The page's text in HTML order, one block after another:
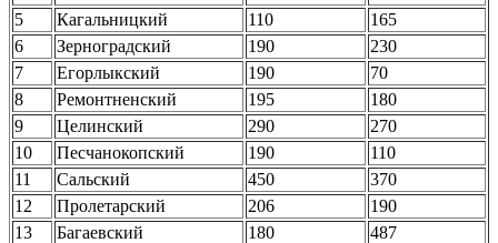
5
Кагальницкий 110
165
6
Зерноградский 190
230
7
Егорлыкский 190
70
8
Ремонтненский 195
180
9
Целинский 290
270
10
Песчанокопский 190
110
11
Сальский 450
370
12
Пролетарский 206
190
13
Багаевский 180
487